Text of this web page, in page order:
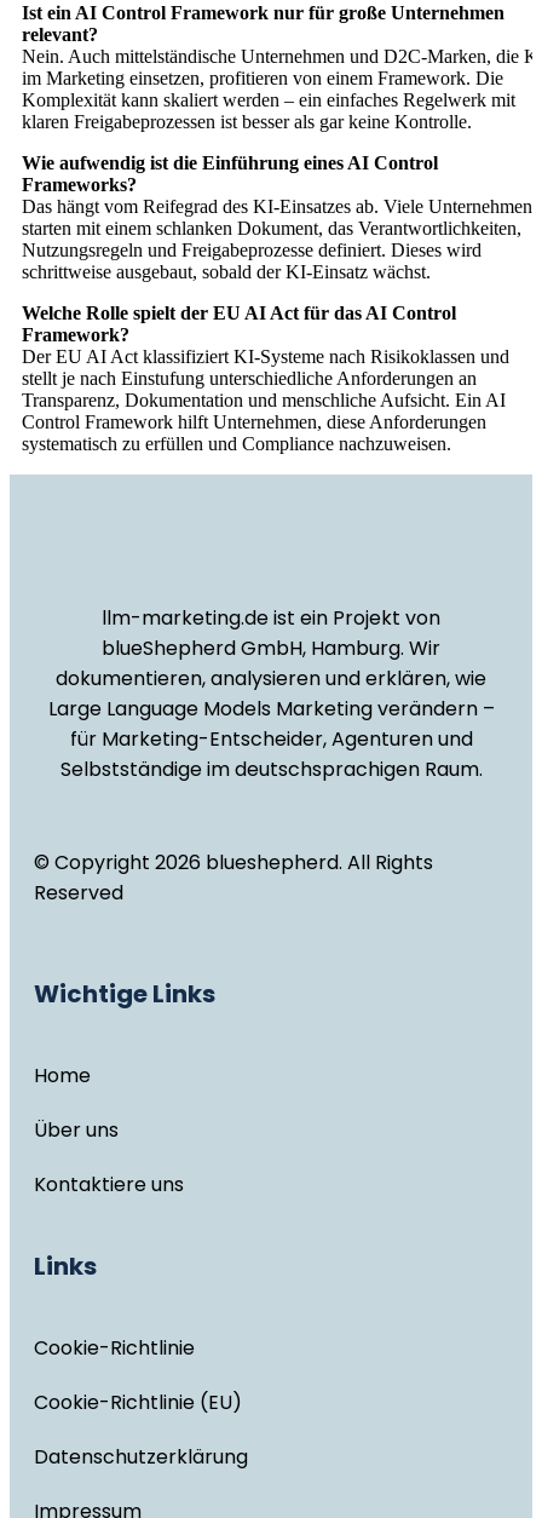
Ist ein AI Control Framework nur für große Unternehmen
relevant?
Nein. Auch mittelständische Unternehmen und D2C-Marken, die
im Marketing einsetzen, profitieren von einem Framework. Die
Komplexität kann skaliert werden – ein einfaches Regelwerk mit
klaren Freigabeprozessen ist besser als gar keine Kontrolle.
Wie aufwendig ist die Einführung eines AI Control
Frameworks?
Das hängt vom Reifegrad des KI-Einsatzes ab. Viele Unternehmen
starten mit einem schlanken Dokument, das Verantwortlichkeiten,
Nutzungsregeln und Freigabeprozesse definiert. Dieses wird
schrittweise ausgebaut, sobald der KI-Einsatz wächst.
Welche Rolle spielt der EU AI Act für das AI Control
Framework?
Der EU AI Act klassifiziert KI-Systeme nach Risikoklassen und
stellt je nach Einstufung unterschiedliche Anforderungen an
Transparenz, Dokumentation und menschliche Aufsicht. Ein AI
Control Framework hilft Unternehmen, diese Anforderungen
systematisch zu erfüllen und Compliance nachzuweisen.
llm-marketing.de ist ein Projekt von
blueShepherd GmbH, Hamburg. Wir
dokumentieren, analysieren und erklären, wie
Large Language Models Marketing verändern –
für Marketing-Entscheider, Agenturen und
Selbstständige im deutschsprachigen Raum.
© Copyright 2026 blueshepherd. All Rights
Reserved
Wichtige Links
Home
Über uns
Kontaktiere uns
Links
Cookie-Richtlinie
Cookie-Richtlinie (EU)
Datenschutzerklärung
Impressum